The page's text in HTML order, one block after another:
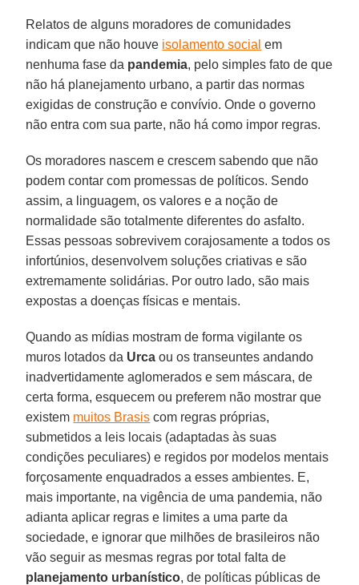
Relatos de alguns moradores de comunidades
indicam que não houve isolamento social em
nenhuma fase da pandemia, pelo simples fato de que
não há planejamento urbano, a partir das normas
exigidas de construção e convívio. Onde o governo
não entra com sua parte, não há como impor regras.
Os moradores nascem e crescem sabendo que não
podem contar com promessas de políticos. Sendo
assim, a linguagem, os valores e a noção de
normalidade são totalmente diferentes do asfalto.
Essas pessoas sobrevivem corajosamente a todos os
infortúnios, desenvolvem soluções criativas e são
extremamente solidárias. Por outro lado, são mais
expostas a doenças físicas e mentais.
Quando as mídias mostram de forma vigilante os
muros lotados da Urca ou os transeuntes andando
inadvertidamente aglomerados e sem máscara, de
certa forma, esquecem ou preferem não mostrar que
existem muitos Brasis com regras próprias,
submetidos a leis locais (adaptadas às suas
condições peculiares) e regidos por modelos mentais
forçosamente enquadrados a esses ambientes. E,
mais importante, na vigência de uma pandemia, não
adianta aplicar regras e limites a uma parte da
sociedade, e ignorar que milhões de brasileiros não
vão seguir as mesmas regras por total falta de
planejamento urbanístico, de políticas públicas de